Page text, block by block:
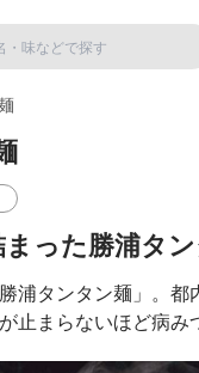
った勝浦タ
浦タンタン麺」。
止まらないほど病み